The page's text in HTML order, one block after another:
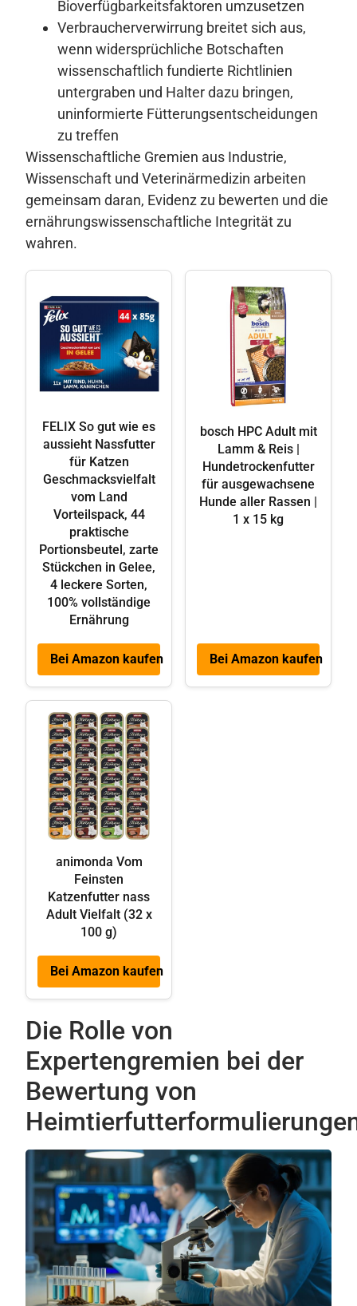
Bioverfügbarkeitsfaktoren umzusetzen
Verbraucherverwirrung breitet sich aus,
wenn widersprüchliche Botschaften
wissenschaftlich fundierte Richtlinien
untergraben und Halter dazu bringen,
uninformierte Fütterungsentscheidungen
zu treffen
Wissenschaftliche Gremien aus Industrie,
Wissenschaft und Veterinärmedizin arbeiten
gemeinsam daran, Evidenz zu bewerten und die
ernährungswissenschaftliche Integrität zu
wahren.
FELIX So gut wie es
aussieht Nassfutter
für Katzen
Geschmacksvielfalt
vom Land
Vorteilspack, 44
praktische
Portionsbeutel, zarte
Stückchen in Gelee,
4 leckere Sorten,
100% vollständige
Ernährung
Bei Amazon kaufen
bosch HPC Adult mit
Lamm & Reis |
Hundetrockenfutter
für ausgewachsene
Hunde aller Rassen |
1 x 15 kg
Bei Amazon kaufen
animonda Vom
Feinsten
Katzenfutter nass
Adult Vielfalt (32 x
100 g)
Bei Amazon kaufen
Die Rolle von
Expertengremien bei der
Bewertung von